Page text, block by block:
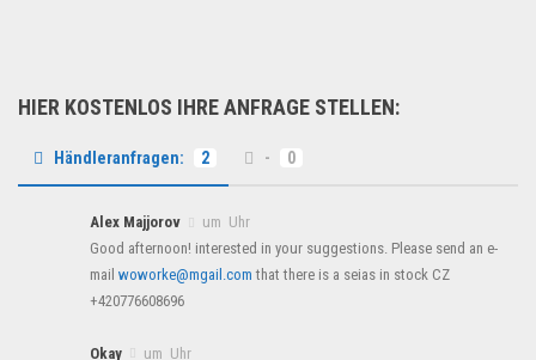
HIER KOSTENLOS IHRE ANFRAGE STELLEN:
Händleranfragen: 2 - 0
Alex Majjorov
um Uhr
Good afternoon! interested in your suggestions. Please send an e-
mail woworke@mgail.com that there is a seias in stock CZ
+420776608696
Okay
um Uhr